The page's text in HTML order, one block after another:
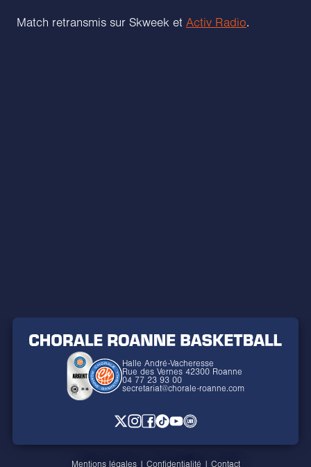
Match retransmis sur Skweek et Activ Radio.
Halle André-Vacheresse
Rue des Vernes 42300 Roanne
04 77 23 93 00
secretariat@chorale-roanne.com
Mentions légales| Confidentialité | Contact